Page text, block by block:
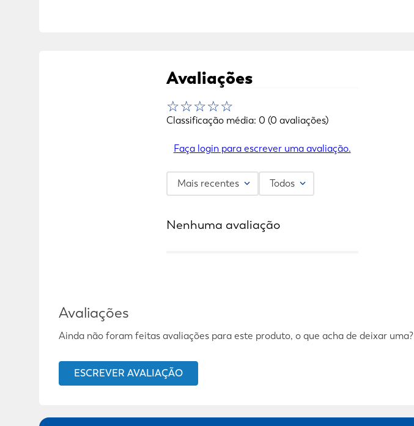
Avaliações
☆☆☆☆☆
Classificação média: 0 (0 avaliações)
Faça login para escrever uma avaliação.
Mais recentes Todos
Nenhuma avaliação
Avaliações
Ainda não foram feitas avaliações para este produto, o que acha de deixar uma?
ESCREVER AVALIAÇÃO